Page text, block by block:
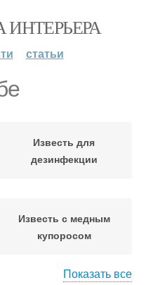
статьи
Известь для
дезинфекции
Известь с медным
купоросом
Показать все